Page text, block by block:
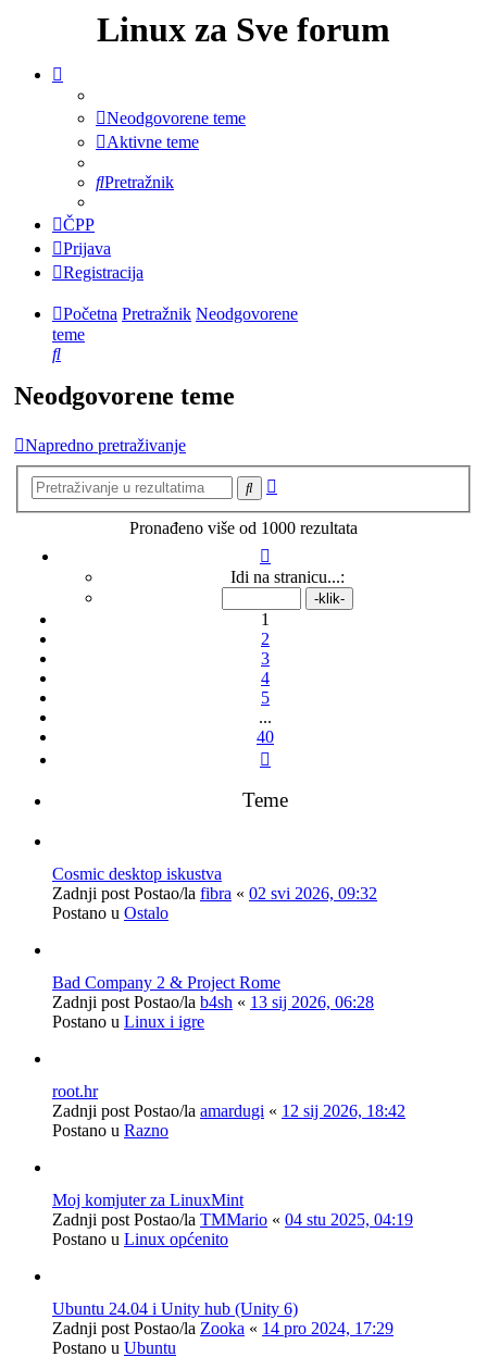
Linux za Sve forum
Neodgovorene teme
Aktivne teme
Pretražnik
ČPP
Prijava
Registracija
Početna Pretražnik Neodgovorene
teme
Pretražnik
Neodgovorene teme
Napredno pretraživanje
Pretražnik
Pronađeno više od 1000 rezultata
1/40.
Idi na stranicu...:
1
2
3
4
5
...
40
Teme
Cosmic desktop iskustva
Zadnji post Postao/la fibra « 02 svi 2026, 09:32
Postano u Ostalo
Bad Company 2 & Project Rome
Zadnji post Postao/la b4sh « 13 sij 2026, 06:28
Postano u Linux i igre
root.hr
Zadnji post Postao/la amardugi « 12 sij 2026, 18:42
Postano u Razno
Moj komjuter za LinuxMint
Zadnji post Postao/la TMMario « 04 stu 2025, 04:19
Postano u Linux općenito
Ubuntu 24.04 i Unity hub (Unity 6)
Zadnji post Postao/la Zooka « 14 pro 2024, 17:29
Postano u Ubuntu